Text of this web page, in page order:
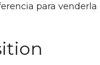
para